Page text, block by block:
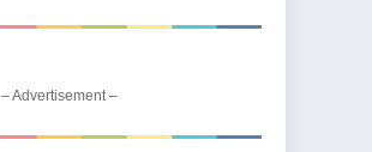
– Advertisement –